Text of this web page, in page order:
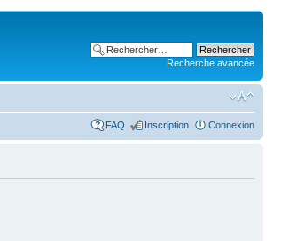
Recherche avancée
FAQ Inscription Connexion